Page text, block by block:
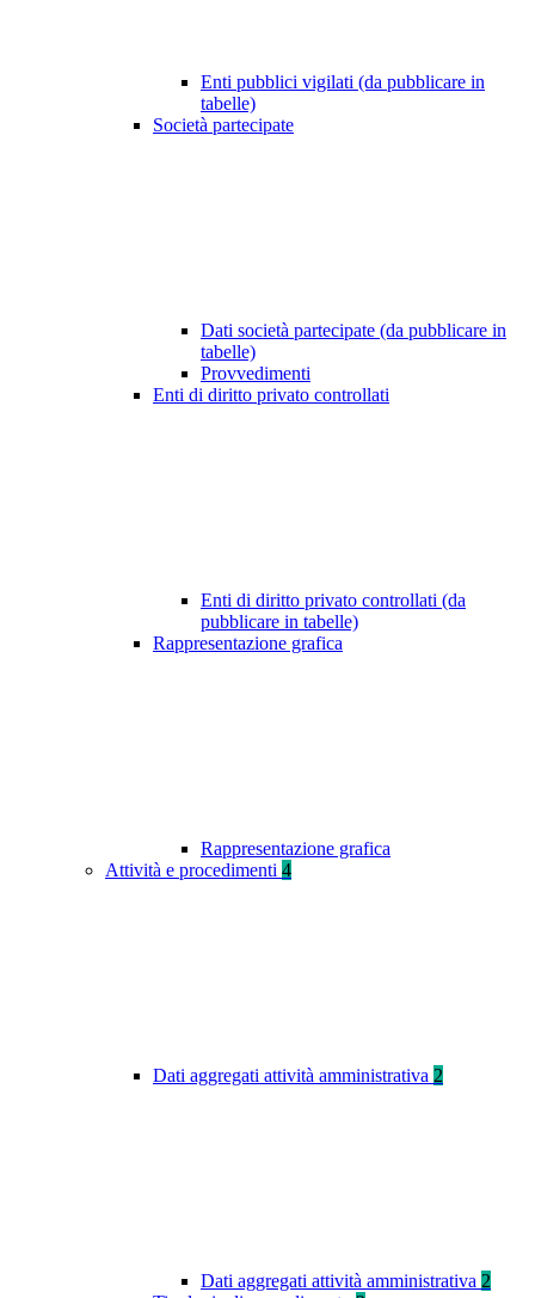
Enti pubblici vigilati (da pubblicare in
tabelle)
Società partecipate
Dati società partecipate (da pubblicare in
tabelle)
Provvedimenti
Enti di diritto privato controllati
Enti di diritto privato controllati (da
pubblicare in tabelle)
Rappresentazione grafica
Rappresentazione grafica
Attività e procedimenti 4
Dati aggregati attività amministrativa 2
Dati aggregati attività amministrativa 2